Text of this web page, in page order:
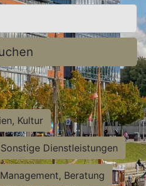
Kultur
Sonstige Dienstleistungen
Management, Beratung